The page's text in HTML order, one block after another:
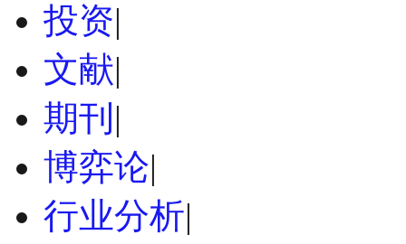
投资|
文献|
期刊 |
博弈论|
行业分析|